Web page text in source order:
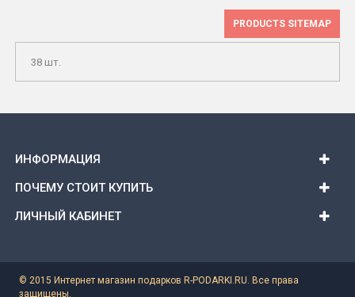
PRODUCTS SITEMAP
38 шт.
ИНФОРМАЦИЯ
ПОЧЕМУ СТОИТ КУПИТЬ
ЛИЧНЫЙ КАБИНЕТ
© 2015 Интернет магазин подарков R-PODARKI.RU. Все права
защищены.